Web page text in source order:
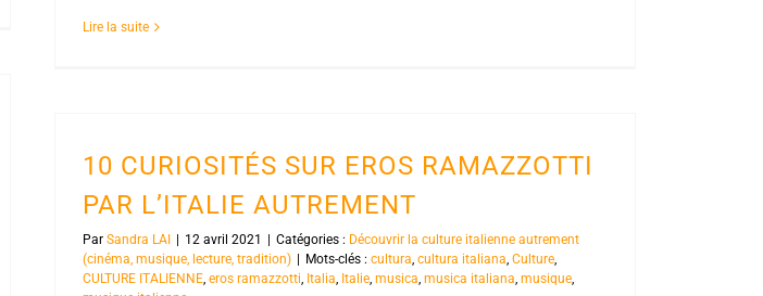
Lire la suite
10 CURIOSITÉS SUR EROS RAMAZZOTTI
PAR L’ITALIE AUTREMENT
Par Sandra LAI 12 avril 2021 Catégories : Découvrir la culture italienne autrement
(cinéma, musique, lecture, tradition)
Mots-clés : cultura, cultura italiana, Culture,
CULTURE ITALIENNE, eros ramazzotti, Italia, Italie, musica, musica italiana, musique,